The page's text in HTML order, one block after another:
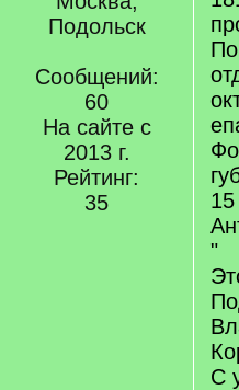
Подольск
Сообщений:
60
На сайте с
2013 г.
Рейтинг:
35
"
С